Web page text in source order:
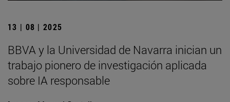
13 | 08 | 2025
BBVA y la Universidad de Navarra inician un
trabajo pionero de investigación aplicada
sobre IA responsable